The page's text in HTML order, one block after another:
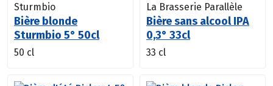
Sturmbio
Bière blonde
Sturmbio 5° 50cl
50 cl
La Brasserie Parallèle
Bière sans alcool IPA
0,3° 33cl
33 cl